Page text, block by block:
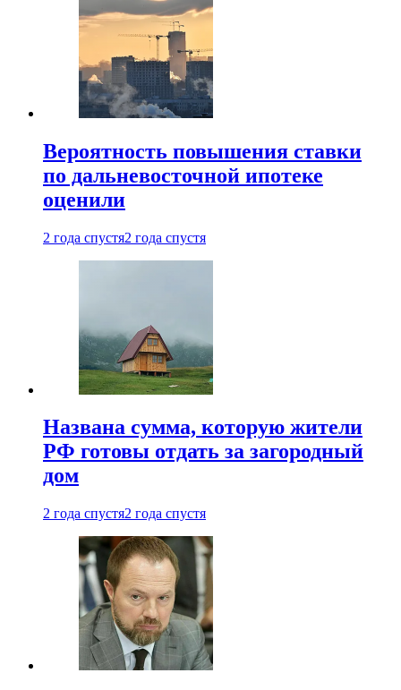
Вероятность повышения ставки
по дальневосточной ипотеке
оценили
2 года спустя2 года спустя
Названа сумма, которую жители
РФ готовы отдать за загородный
дом
2 года спустя2 года спустя